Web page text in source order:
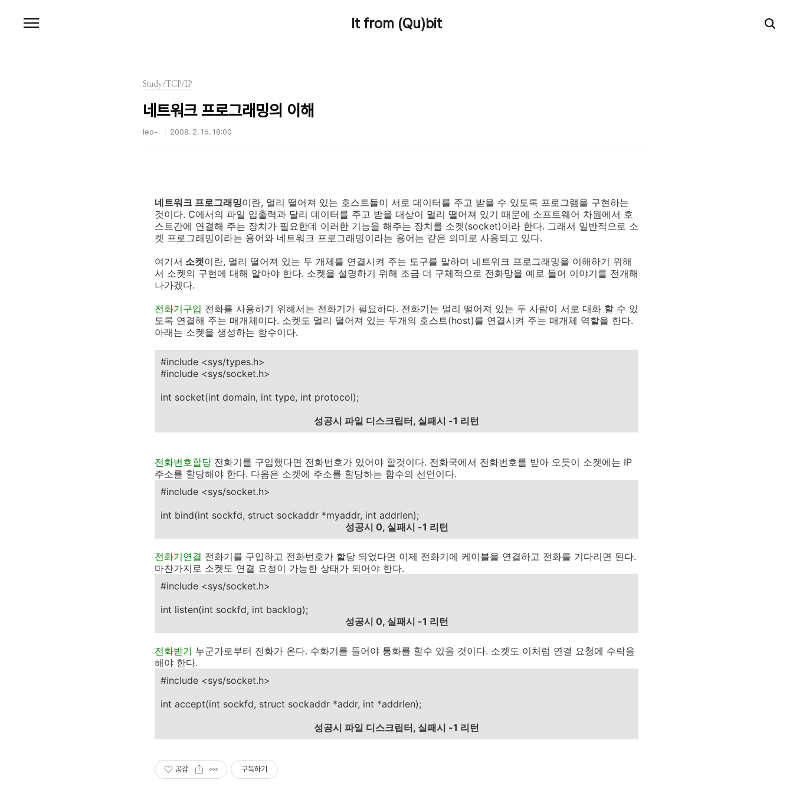
It from (Qu)bit
Study/TCP/IP
네트워크 프로그래밍의 이해
leo- 2008. 2. 16. 18:00
네트워크 프로그래밍이란, 멀리 떨어져 있는 호스트들이 서로 데이터를 주고 받을 수 있도록 프로그램을 구현하는
것이다. C에서의 파일 입출력과 달리 데이터를 주고 받을 대상이 멀리 떨어져 있기 때문에 소프트웨어 차원에서 호
스트간에 연결해 주는 장치가 필요한데 이러한 기능을 해주는 장치를 소켓(socket)이라 한다. 그래서 일반적으로 소
켓 프로그래밍이라는 용어와 네트워크 프로그래밍이라는 용어는 같은 의미로 사용되고 있다.
여기서 소켓이란, 멀리 떨어져 있는 두 개체를 연결시켜 주는 도구를 말하며 네트워크 프로그래밍을 이해하기 위해
서 소켓의 구현에 대해 알아야 한다. 소켓을 설명하기 위해 조금 더 구체적으로 전화망을 예로 들어 이야기를 전개해
나가겠다.
전화기구입 전화를 사용하기 위해서는 전화기가 필요하다. 전화기는 멀리 떨어져 있는 두 사람이 서로 대화 할 수 있
도록 연결해 주는 매개체이다. 소켓도 멀리 떨어져 있는 두개의 호스트(host)를 연결시켜 주는 매개체 역할을 한다.
아래는 소켓을 생성하는 함수이다.
#include <sys/types.h>
#include <sys/socket.h>
int socket(int domain, int type, int protocol);
성공시 파일 디스크립터, 실패시 -1 리턴
전화번호할당 전화기를 구입했다면 전화번호가 있어야 할것이다. 전화국에서 전화번호를 받아 오듯이 소켓에는 IP
주소를 할당해야 한다. 다음은 소켓에 주소를 할당하는 함수의 선언이다.
#include <sys/socket.h>
int bind(int sockfd, struct sockaddr *myaddr, int addrlen);
성공시 0, 실패시 -1 리턴
전화기연결 전화기를 구입하고 전화번호가 할당 되었다면 이제 전화기에 케이블을 연결하고 전화를 기다리면 된다.
마찬가지로 소켓도 연결 요청이 가능한 상태가 되어야 한다.
#include <sys/socket.h>
int listen(int sockfd, int backlog);
성공시 0, 실패시 -1 리턴
전화받기 누군가로부터 전화가 온다. 수화기를 들어야 통화를 할수 있을 것이다. 소켓도 이처럼 연결 요청에 수락을
해야 한다.
#include <sys/socket.h>
int accept(int sockfd, struct sockaddr *addr, int *addrlen);
성공시 파일 디스크립터, 실패시 -1 리턴
공감 구독하기